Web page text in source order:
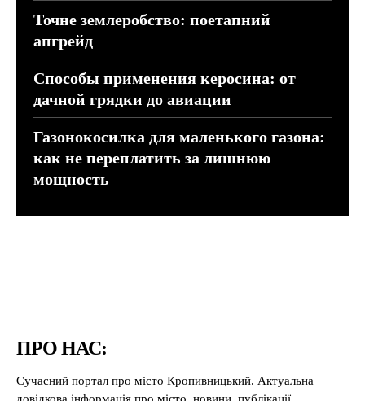
Точне землеробство: поетапний
апгрейд
Способы применения керосина: от
дачной грядки до авиации
Газонокосилка для маленького газона:
как не переплатить за лишнюю
мощность
ПРО НАС:
Сучасний портал про місто Кропивницький. Актуальна